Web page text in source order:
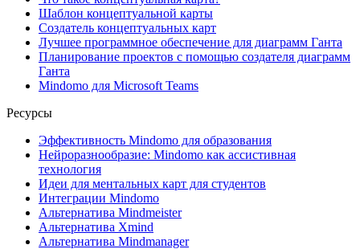
Шаблон концептуальной карты
Создатель концептуальных карт
Лучшее программное обеспечение для диаграмм Ганта
Планирование проектов с помощью создателя диаграмм
Ганта
Mindomo для Microsoft Teams
Ресурсы
Эффективность Mindomo для образования
Нейроразнообразие: Mindomo как ассистивная
технология
Идеи для ментальных карт для студентов
Интеграции Mindomo
Альтернатива Mindmeister
Альтернатива Xmind
Альтернатива Mindmanager